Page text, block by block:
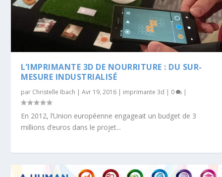
L’IMPRIMANTE 3D DE NOURRITURE : DU SUR-
MESURE INDUSTRIALISÉ
par Christelle Ibach |Avr 19, 2016 | imprimante 3d | 0 |
En 2012, l’Union européenne engageait un budget de 3
millions d’euros dans le projet...